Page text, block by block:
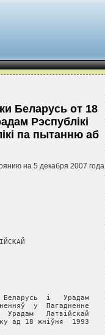
Беларусь от 18
Рэспублiкi
па пытанню аб
на 5 декабря 2007 года
Беларусь  і   Урадам
у  Пагадненне
Урадам   Латвійскай
ад 18 жніўня  1993